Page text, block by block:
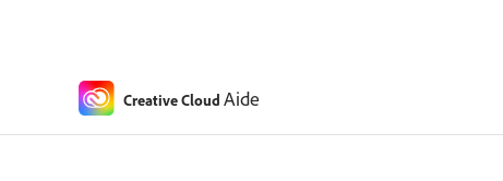
Creative Cloud Aide
bibliothèques